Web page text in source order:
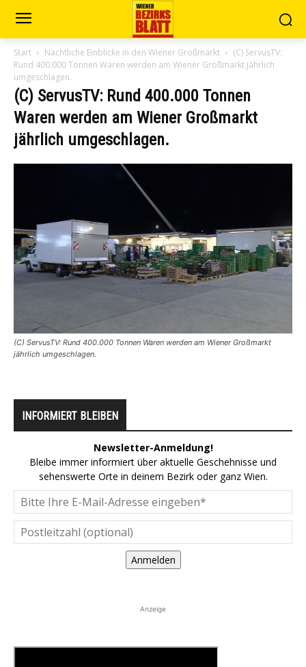
Start Nächtliche Einblicke in den Wiener Großmarkt
(C) ServusTV:
Rund 400.000 Tonnen Waren werden am Wiener Großmarkt jährlich
umgeschlagen.
(C) ServusTV: Rund 400.000 Tonnen
Waren werden am Wiener Großmarkt
jährlich umgeschlagen.
(C) ServusTV: Rund 400.000 Tonnen Waren werden am Wiener Großmarkt
jährlich umgeschlagen.
INFORMIERT BLEIBEN
Newsletter-Anmeldung!
Bleibe immer informiert über aktuelle Geschehnisse und
sehenswerte Orte in deinem Bezirk oder ganz Wien.
Anmelden
Anzeige